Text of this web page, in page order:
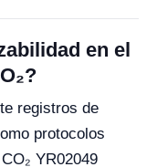
en el
registros de
protocolos
YR02049